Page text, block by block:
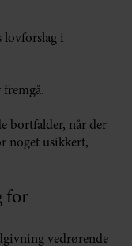
lovforslag i
bortfalder, når der
noget usikkert,
for
vedrørende